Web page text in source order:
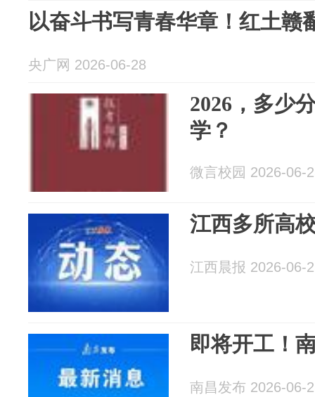
以奋斗书写青春华章！红土赣
央广网 2026-06-28
2026，多少
学？
微言校园 2026-06-
江西多所高
江西晨报 2026-06-
即将开工！
南昌发布 2026-06-